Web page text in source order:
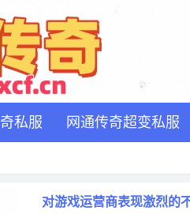
私服 网通传奇超变私服
对游戏运营商表现激烈的